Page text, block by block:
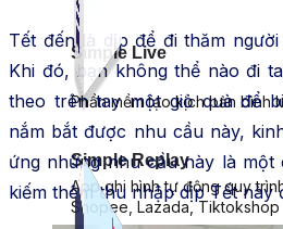
Simple Replay
App ghi hình tự động quy
Shopee, Lazada, Tiktokshop
Simple Live
Phần mềm tạo kịch bản bình
Tết đến là dịp để đi thăm
Khi đó, bạn không thể nào đi
theo trên tay một giỏ quà để
nắm bắt được nhu cầu này,
ứng những nhu cầu này là
kiếm thêm thu nhập dịp Tết này